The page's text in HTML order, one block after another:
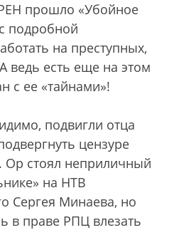
прошло «Убойное
подробной
на преступных,
ведь есть еще на этом
с ее «тайнами»!
подвигли отца
цензуре
Ор стоял неприличный
на НТВ
Сергея Минаева, но
в праве РПЦ влезать